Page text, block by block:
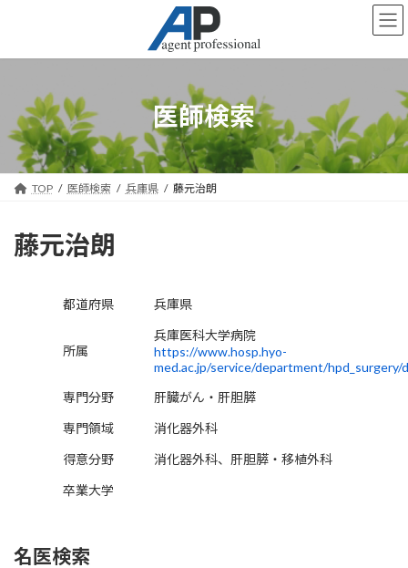
ン
キ
プ
ー
に
動
医師検索
TOP 医師検索 兵庫県 藤元治朗
藤元治朗
都道府県 兵庫県
所属
兵庫医科大学病院
https://www.hosp.hyo-
med.ac.jp/service/department/hpd_surgery/
専門分野
肝臓がん・肝胆膵
専門領域
消化器外科
得意分野
消化器外科、肝胆膵・移植外科
卒業大学
名医検索